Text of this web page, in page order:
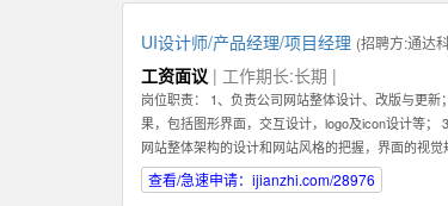
UI设计师/产品经理/项目经理 (招聘方:通达
工资面议 | 工作期长:长期 |
岗位职责： 1、负责公司网站整体设计、改版与更
果，包括图形界面，交互设计，logo及icon设计等
网站整体架构的设计和网站风格的把握，界面的视
各项目的成功开发提供优质素材； 6、负责公司产品
决各类UI设计和优化问题。 职位要求： 1、一年以
查看/急速申请：ijianzhi.com/28976